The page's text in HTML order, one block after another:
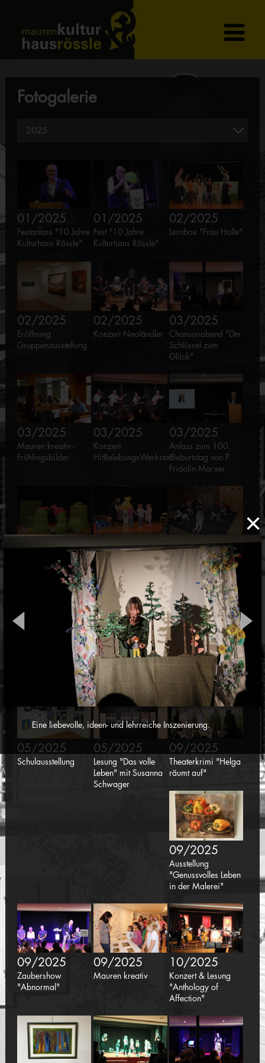
×
Eine liebevolle, ideen- und lehrreiche Inszenierung.
Fotogalerie
01/2025
Festanlass "10 Jahre
Kulturhaus Rössle"
01/2025
Fest "10 Jahre
Kulturhaus Rössle"
02/2025
Lernbox "Frau Holle"
02/2025
Eröffnung
Gruppenausstellung
02/2025
Konzert Neoländler
03/2025
Chansonabend "Der
Schlüssel zum
Glück"
03/2025
Mauren kreativ -
Frühlingsbilder
03/2025
Konzert
HitBelebungsWerkstatt
03/2025
Anlass zum 100.
Geburtstag von P.
Fridolin Marxer
03/2025
Figurentheater
"Schnrps krps drps"
04/2025
Lernbox
"Sorgenfresserchen"
04/2025
Zirkusworkshop
Konzert pure 94
05/2025
Kulturtreff "Vereine
stellen sich vor"
05/2025
Mauren kreativ
05/2025
Schulausstellung
05/2025
Lesung "Das volle
Leben" mit Susanna
Schwager
09/2025
Theaterkrimi "Helga
räumt auf"
09/2025
Ausstellung
"Genussvolles Leben
in der Malerei"
09/2025
Zaubershow
"Abnormal"
09/2025
Mauren kreativ
10/2025
Konzert & Lesung
"Anthology of
Affection"